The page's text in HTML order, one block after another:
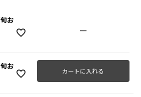
お
—
お
カートに入れる